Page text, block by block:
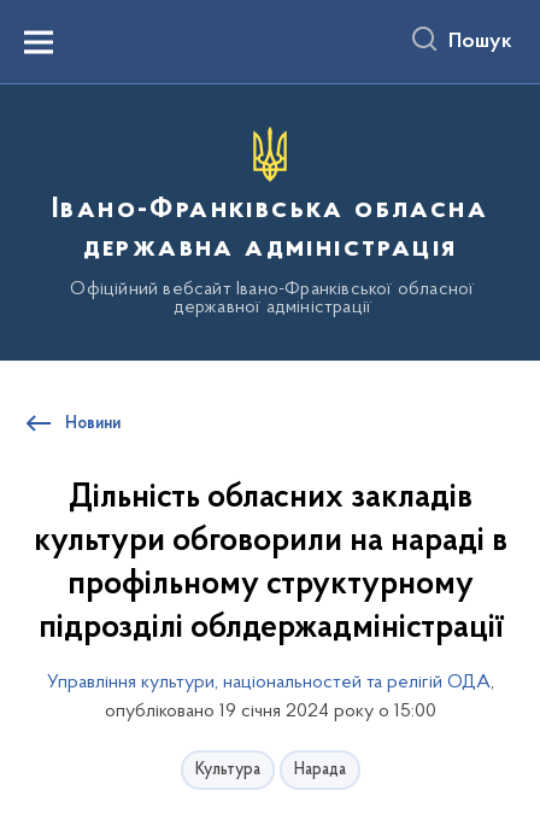
вмістуMenu Пошук
Івано-Франківська обласна
державна адміністрація
Офіційний вебсайт Івано-Франківської обласної
державної адміністрації
Новини
Дільність обласних закладів
культури обговорили на нараді в
профільному структурному
підрозділі облдержадміністрації
Управління культури, національностей та релігій ОДА,
опубліковано 19 січня 2024 року о 15:00
Культура Нарада